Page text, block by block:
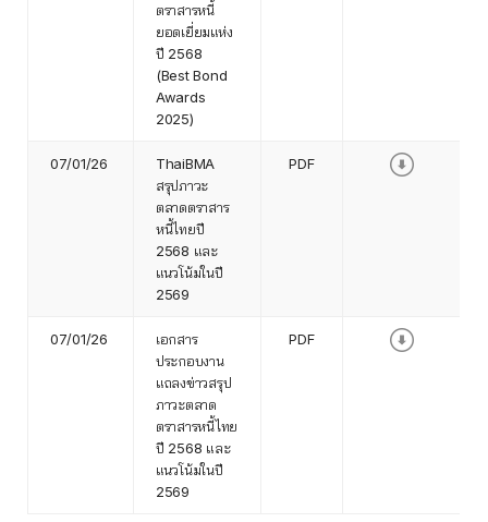
ตราสารหนี้
ยอดเยี่ยมแห่ง
ปี 2568
(Best Bond
Awards
2025)
07/01/26
ThaiBMA
สรุปภาวะ
ตลาดตราสาร
หนี้ไทยปี
2568 และ
แนวโน้มในปี
2569
PDF
07/01/26
เอกสาร
ประกอบงาน
แถลงข่าวสรุป
ภาวะตลาด
ตราสารหนี้ไทย
ปี 2568 และ
แนวโน้มในปี
2569
PDF